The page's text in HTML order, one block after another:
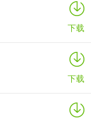
下载
下载